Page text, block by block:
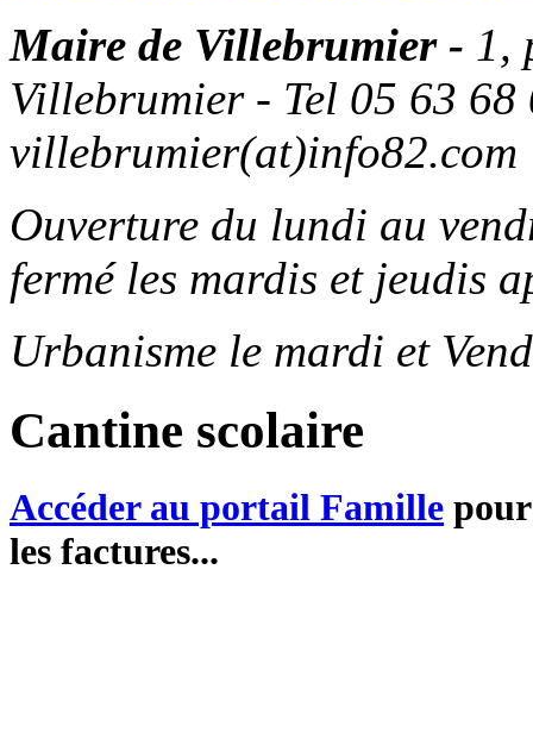
Maire de Villebrumier - 1,
Villebrumier - Tel 05 63
villebrumier(at)info82.com
Ouverture du lundi au
fermé les mardis et jeudis
Urbanisme le mardi et
Cantine scolaire
Accéder au portail Famille
les factures...